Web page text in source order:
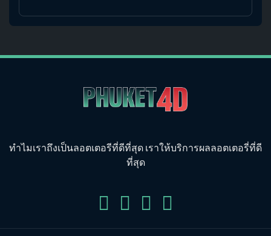
ทำไมเราถึงเป็นลอตเตอรีที่ดีที่สุด เราให้บริการผลลอตเตอรี่ที่ดี
ที่สุด